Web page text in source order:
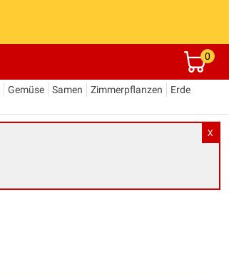
0
Gemüse Samen Zimmerpflanzen
Erde
X